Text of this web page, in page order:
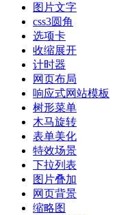
图片文字
css3圆角
选项卡
收缩展开
计时器
网页布局
响应式网站模板
树形菜单
木马旋转
表单美化
特效场景
下拉列表
图片叠加
网页背景
缩略图